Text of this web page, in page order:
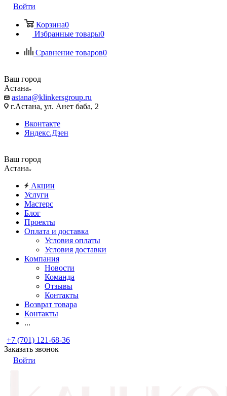
Войти
Корзина0
Избранные товары0
Сравнение товаров0
Ваш город
Астана
astana@klinkersgroup.ru
г.Астана, ул. Анет баба, 2
Вконтакте
Яндекс.Дзен
Ваш город
Астана
Акции
Услуги
Мастерс
Блог
Проекты
Оплата и доставка
Условия оплаты
Условия доставки
Компания
Новости
Команда
Отзывы
Контакты
Возврат товара
Контакты
...
+7 (701) 121-68-36
Заказать звонок
Войти